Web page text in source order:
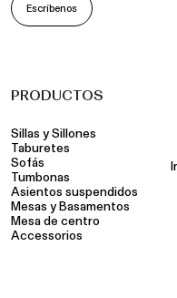
Escríbenos
PRODUCTOS
Sillas y Sillones
Taburetes
Sofás
Tumbonas
Asientos suspendidos
Mesas y Basamentos
Mesa de centro
Accessorios